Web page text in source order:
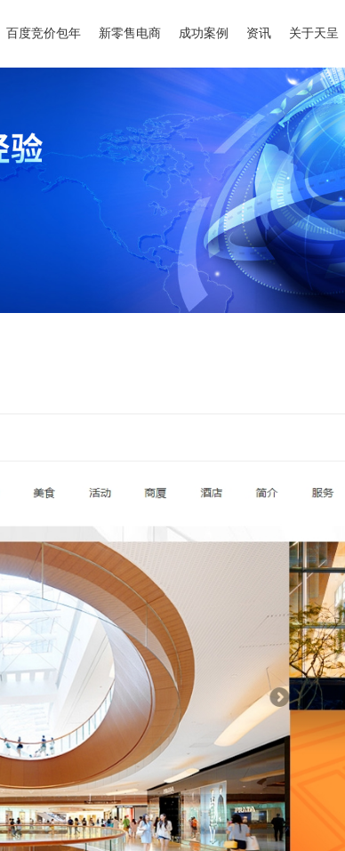
百度竞价包年 新零售电商 成功案例 资讯 关于天呈